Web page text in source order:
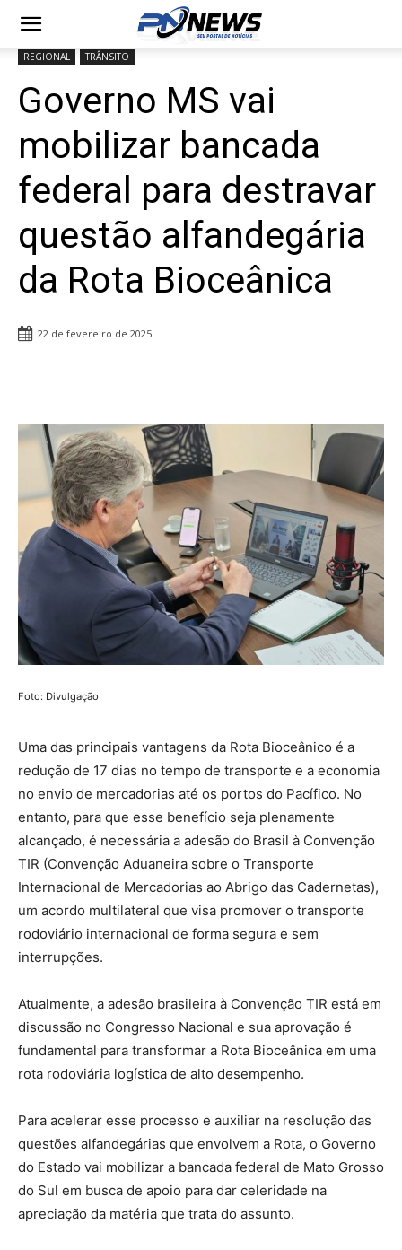
REGIONAL TRÂNSITO
Governo MS vai
mobilizar bancada
federal para destravar
questão alfandegária
da Rota Bioceânica
22 de fevereiro de 2025
Foto: Divulgação
Uma das principais vantagens da Rota Bioceânico é a
redução de 17 dias no tempo de transporte e a economia
no envio de mercadorias até os portos do Pacífico. No
entanto, para que esse benefício seja plenamente
alcançado, é necessária a adesão do Brasil à Convenção
TIR (Convenção Aduaneira sobre o Transporte
Internacional de Mercadorias ao Abrigo das Cadernetas),
um acordo multilateral que visa promover o transporte
rodoviário internacional de forma segura e sem
interrupções.
Atualmente, a adesão brasileira à Convenção TIR está em
discussão no Congresso Nacional e sua aprovação é
fundamental para transformar a Rota Bioceânica em uma
rota rodoviária logística de alto desempenho.
Para acelerar esse processo e auxiliar na resolução das
questões alfandegárias que envolvem a Rota, o Governo
do Estado vai mobilizar a bancada federal de Mato Grosso
do Sul em busca de apoio para dar celeridade na
apreciação da matéria que trata do assunto.